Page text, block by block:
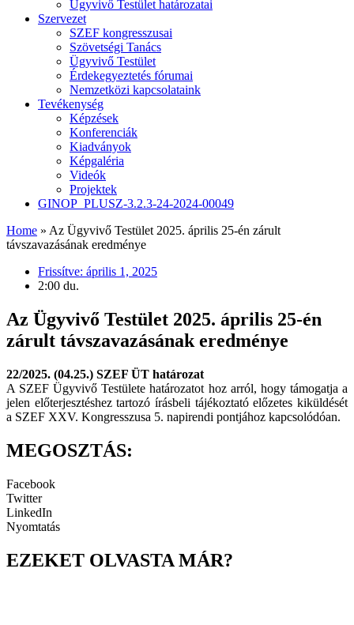
Ügyvivő Testület határozatai
Szervezet
SZEF kongresszusai
Szövetségi Tanács
Ügyvivő Testület
Érdekegyeztetés fórumai
Nemzetközi kapcsolataink
Tevékenység
Képzések
Konferenciák
Kiadványok
Képgaléria
Videók
Projektek
GINOP_PLUSZ-3.2.3-24-2024-00049
Home » Az Ügyvivő Testület 2025. április 25-én zárult
távszavazásának eredménye
Frissítve: április 1, 2025
2:00 du.
Az Ügyvivő Testület 2025. április 25-én
zárult távszavazásának eredménye
22/2025. (04.25.) SZEF ÜT határozat
A SZEF Ügyvivő Testülete határozatot hoz arról, hogy támogatja a
jelen előterjesztéshez tartozó írásbeli tájékoztató előzetes kiküldését
a SZEF XXV. Kongresszusa 5. napirendi pontjához kapcsolódóan.
MEGOSZTÁS:
Facebook
Twitter
LinkedIn
Nyomtatás
EZEKET OLVASTA MÁR?